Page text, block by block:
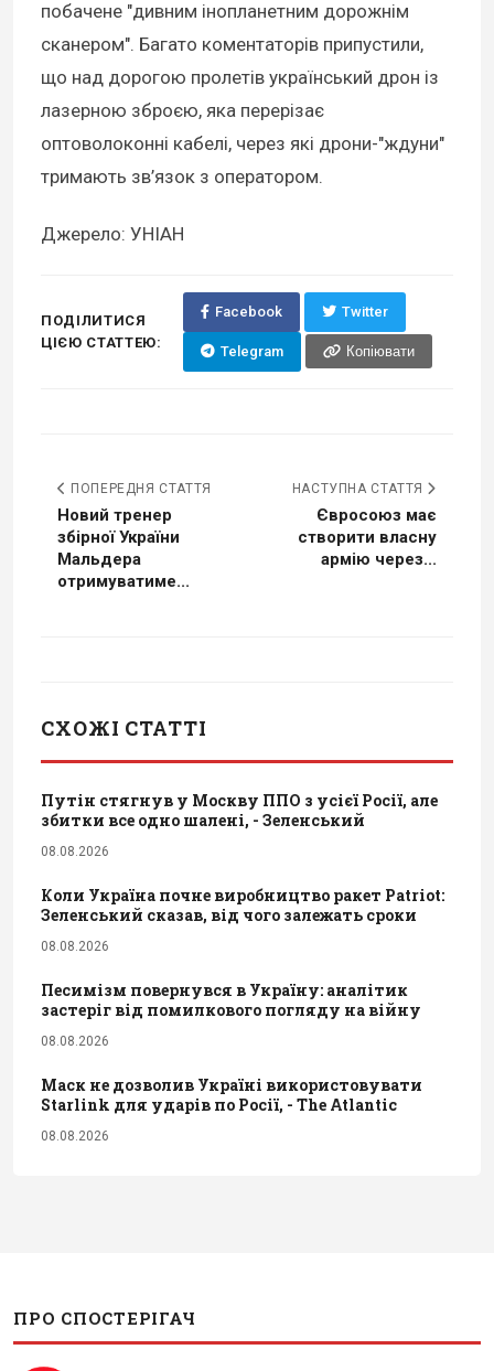
побачене "дивним інопланетним дорожнім
сканером". Багато коментаторів припустили,
що над дорогою пролетів український дрон із
лазерною зброєю, яка перерізає
оптоволоконні кабелі, через які дрони-"ждуни"
тримають зв’язок з оператором.
Джерело: УНІАН
ПОДІЛИТИСЯ
ЦІЄЮ СТАТТЕЮ:
Facebook Twitter
Telegram Копіювати
ПОПЕРЕДНЯ СТАТТЯ
Новий тренер
збірної України
Мальдера
отримуватиме...
НАСТУПНА СТАТТЯ
Євросоюз має
створити власну
армію через...
СХОЖІ СТАТТІ
Путін стягнув у Москву ППО з усієї Росії, але
збитки все одно шалені, - Зеленський
08.08.2026
Коли Україна почне виробництво ракет Patriot:
Зеленський сказав, від чого залежать сроки
08.08.2026
Песимізм повернувся в Україну: аналітик
застеріг від помилкового погляду на війну
08.08.2026
Маск не дозволив Україні використовувати
Starlink для ударів по Росії, - The Atlantic
08.08.2026
ПРО СПОСТЕРІГАЧ